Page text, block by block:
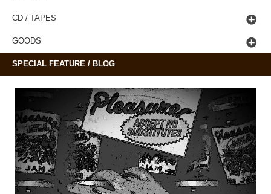
CD / TAPES
GOODS
SPECIAL FEATURE / BLOG